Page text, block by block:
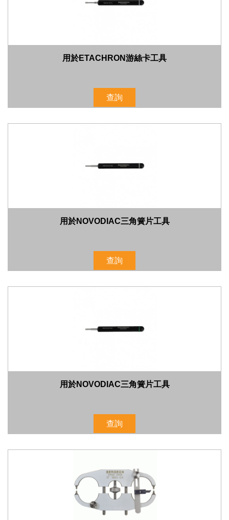
用於ETACHRON游絲卡工具
查詢
用於NOVODIAC三角簧片工具
查詢
用於NOVODIAC三角簧片工具
查詢